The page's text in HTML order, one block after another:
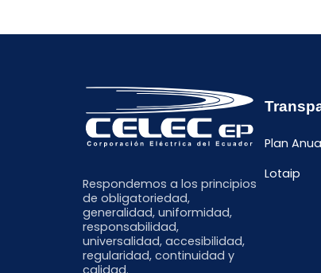
Respondemos a los principios
de obligatoriedad,
generalidad, uniformidad,
responsabilidad,
universalidad, accesibilidad,
regularidad, continuidad y
calidad.
Plan
Lotaip